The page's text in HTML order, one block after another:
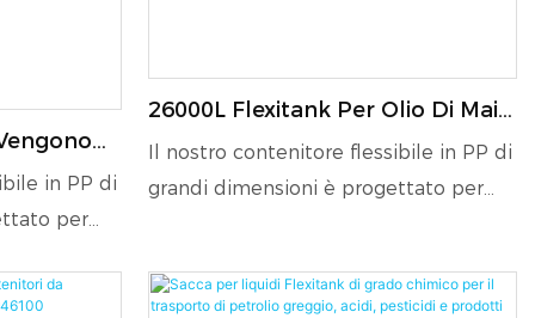
Di
in PP di
per
26000L Flexitank Per Olio Di Mais,
Contenitore Per Alimenti, Sacchi
Per Il Trasporto Di Liquidi In
Container Da 40 Piedi
Il nostro contenitore flessibile in PP di
grandi dimensioni è progettato per
flessibilità di trasporto e stoccaggio.